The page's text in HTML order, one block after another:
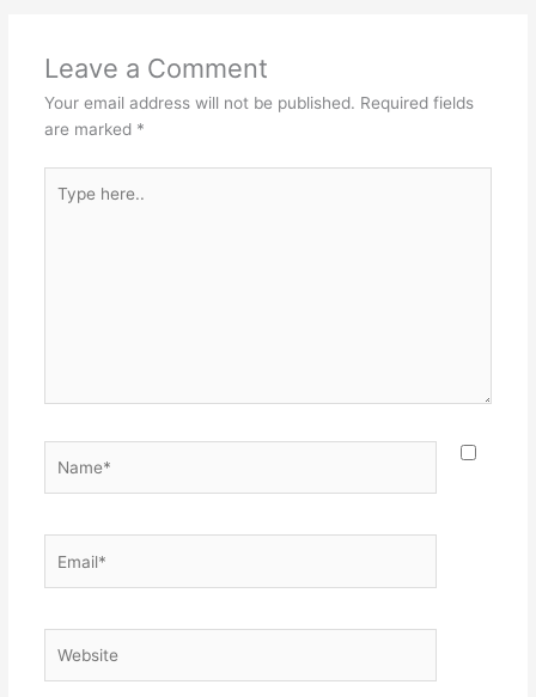
Leave a Comment
Your email address will not be published. Required fields
are marked *
here..